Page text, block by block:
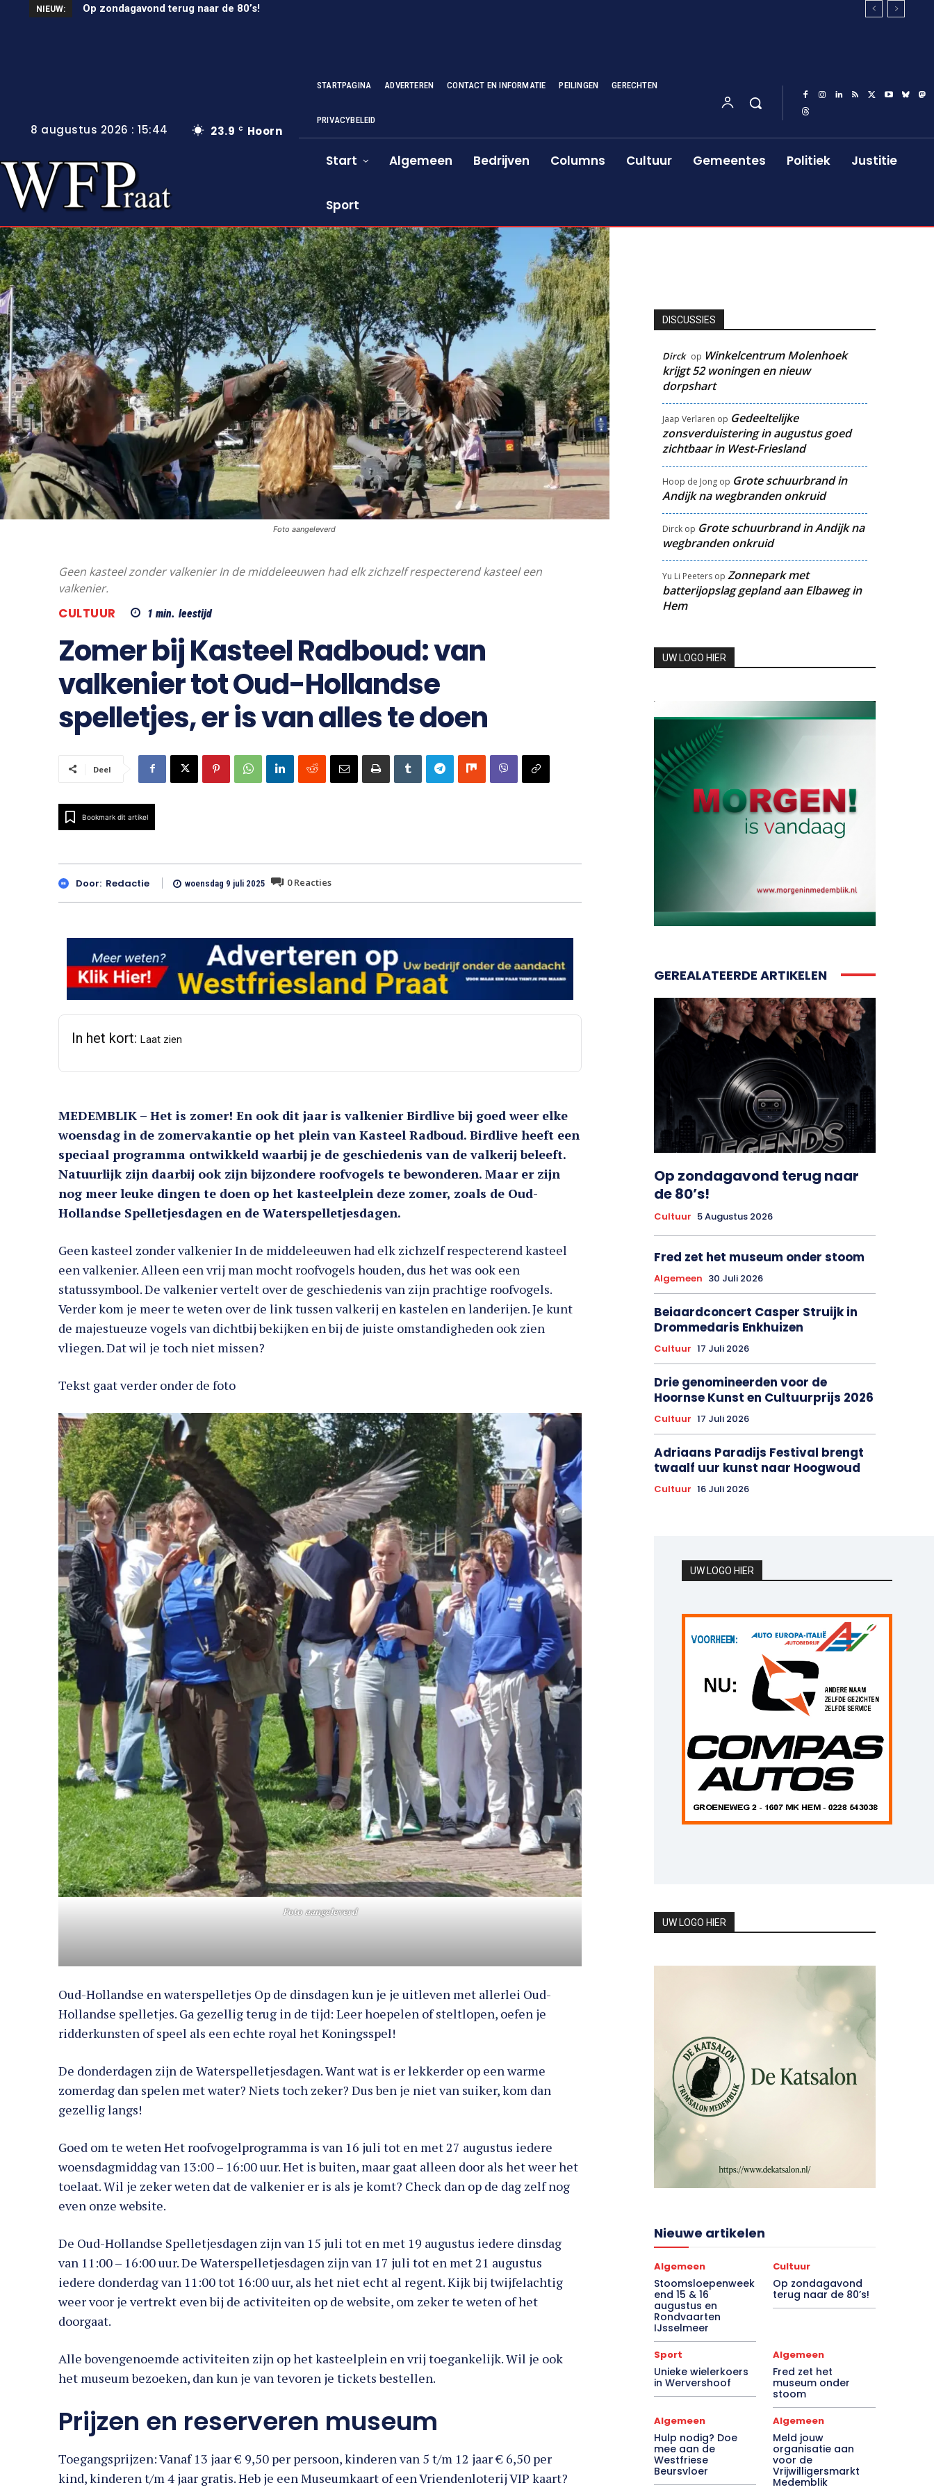
NIEUW: Op zondagavond terug naar de 80’s!
Unieke wielerkoers in Wervershoof
23.9 C Hoorn
8 augustus 2026 : 15:44
STARTPAGINA ADVERTEREN CONTACT EN INFORMATIE PEILINGEN GERECHTEN
PRIVACYBELEID
Start Algemeen Bedrijven Columns Cultuur Gemeentes Politiek Justitie
Sport
Foto aangeleverd
Geen kasteel zonder valkenier In de middeleeuwen had elk zichzelf respecterend kasteel een
valkenier.
CULTUUR 1 min. leestijd
Zomer bij Kasteel Radboud: van
valkenier tot Oud-Hollandse
spelletjes, er is van alles te doen
Deel
Bookmark dit artikel
Door: Redactie woensdag 9 juli 2025 0Reacties
In het kort: Laat zien
MEDEMBLIK – Het is zomer! En ook dit jaar is valkenier Birdlive bij goed weer elke
woensdag in de zomervakantie op het plein van Kasteel Radboud. Birdlive heeft een
speciaal programma ontwikkeld waarbij je de geschiedenis van de valkerij beleeft.
Natuurlijk zijn daarbij ook zijn bijzondere roofvogels te bewonderen. Maar er zijn
nog meer leuke dingen te doen op het kasteelplein deze zomer, zoals de Oud-
Hollandse Spelletjesdagen en de Waterspelletjesdagen.
Geen kasteel zonder valkenier In de middeleeuwen had elk zichzelf respecterend kasteel
een valkenier. Alleen een vrij man mocht roofvogels houden, dus het was ook een
statussymbool. De valkenier vertelt over de geschiedenis van zijn prachtige roofvogels.
Verder kom je meer te weten over de link tussen valkerij en kastelen en landerijen. Je kunt
de majestueuze vogels van dichtbij bekijken en bij de juiste omstandigheden ook zien
vliegen. Dat wil je toch niet missen?
Tekst gaat verder onder de foto
Foto aangeleverd
Oud-Hollandse en waterspelletjes Op de dinsdagen kun je je uitleven met allerlei Oud-
Hollandse spelletjes. Ga gezellig terug in de tijd: Leer hoepelen of steltlopen, oefen je
ridderkunsten of speel als een echte royal het Koningsspel!
De donderdagen zijn de Waterspelletjesdagen. Want wat is er lekkerder op een warme
zomerdag dan spelen met water? Niets toch zeker? Dus ben je niet van suiker, kom dan
gezellig langs!
Goed om te weten Het roofvogelprogramma is van 16 juli tot en met 27 augustus iedere
woensdagmiddag van 13:00 – 16:00 uur. Het is buiten, maar gaat alleen door als het weer het
toelaat. Wil je zeker weten dat de valkenier er is als je komt? Check dan op de dag zelf nog
even onze website.
De Oud-Hollandse Spelletjesdagen zijn van 15 juli tot en met 19 augustus iedere dinsdag
van 11:00 – 16:00 uur. De Waterspelletjesdagen zijn van 17 juli tot en met 21 augustus
iedere donderdag van 11:00 tot 16:00 uur, als het niet echt al regent. Kijk bij twijfelachtig
weer voor je vertrekt even bij de activiteiten op de website, om zeker te weten of het
doorgaat.
Alle bovengenoemde activiteiten zijn op het kasteelplein en vrij toegankelijk. Wil je ook
het museum bezoeken, dan kun je van tevoren je tickets bestellen.
Prijzen en reserveren museum
Toegangsprijzen: Vanaf 13 jaar € 9,50 per persoon, kinderen van 5 t/m 12 jaar € 6,50 per
kind, kinderen t/m 4 jaar gratis. Heb je een Museumkaart of een Vriendenloterij VIP kaart?
DISCUSSIES
Dirck op Winkelcentrum Molenhoek
krijgt 52 woningen en nieuw
dorpshart
Jaap Verlaren op Gedeeltelijke
zonsverduistering in augustus goed
zichtbaar in West-Friesland
Hoop de Jongop Grote schuurbrand in
Andijk na wegbranden onkruid
Dirckop Grote schuurbrand in Andijk na
wegbranden onkruid
Yu Li Peetersop Zonnepark met
batterijopslag gepland aan Elbaweg in
Hem
UW LOGO HIER
GEREALATEERDE ARTIKELEN
Op zondagavond terug naar
de 80’s!
Cultuur 5 Augustus 2026
Fred zet het museum onder stoom
Algemeen 30 Juli 2026
Beiaardconcert Casper Struijk in
Drommedaris Enkhuizen
Cultuur 17 Juli 2026
Drie genomineerden voor de
Hoornse Kunst en Cultuurprijs 2026
Cultuur 17 Juli 2026
Adriaans Paradijs Festival brengt
twaalf uur kunst naar Hoogwoud
Cultuur 16 Juli 2026
UW LOGO HIER
UW LOGO HIER
Nieuwe artikelen
Algemeen
Stoomsloepenweek
end 15 & 16
augustus en
Rondvaarten
IJsselmeer
Cultuur
Op zondagavond
terug naar de 80’s!
Sport
Unieke wielerkoers
in Wervershoof
Algemeen
Fred zet het
museum onder
stoom
Algemeen
Hulp nodig? Doe
mee aan de
Westfriese
Beursvloer
Algemeen
Meld jouw
organisatie aan
voor de
Vrijwilligersmarkt
Medemblik